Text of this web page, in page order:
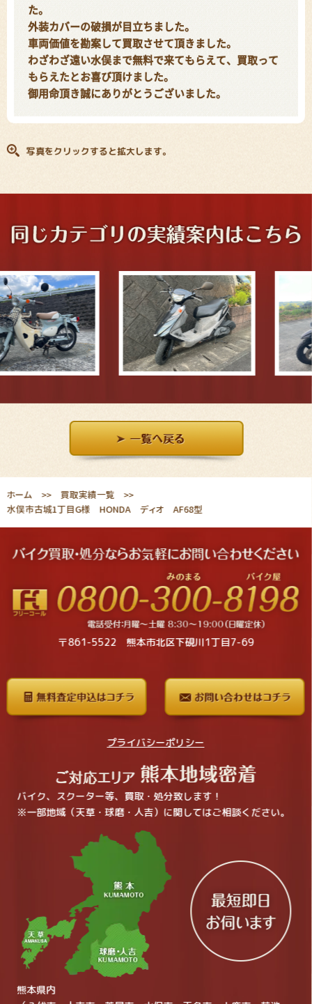
た。
外装カバーの破損が目立ちました。
車両価値を勘案して買取させて頂きました。
わざわざ遠い水俣まで無料で来てもらえて、買取って
もらえたとお喜び頂けました。
御用命頂き誠にありがとうございました。
写真をクリックすると拡大します。
ホーム 買取実績一覧
水俣市古城1丁目G様 HONDA ディオ AF68型
〒861-5522 熊本市北区下硯川1丁目7-69
プライバシーポリシー
バイク、スクーター等、買取・処分致します！
※一部地域（天草・球磨・人吉）に関してはご相談ください。
熊本県内